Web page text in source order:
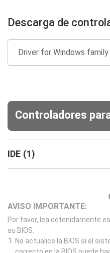
Descarga de
Controladores
IDE (1)
AVISO IMPORTANTE:
Por favor, lea detenidamente
su BIOS.
No actualice la BIOS si el